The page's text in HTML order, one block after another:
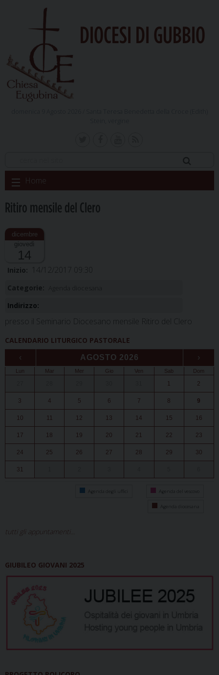
DIOCESI DI GUBBIO
Skip
to
Home
Ritiro mensile del Clero
giovedì
14
Inizio: 14/12/2017 09:30
Categorie:
Indirizzo:
presso il Seminario Diocesano mensile Ritiro del Clero
CALENDARIO LITURGICO PASTORALE
‹ AGOSTO 2026 ›
Lun Mar Mer Gio Ven Sab Dom
1 2
3 4 5 6 7 8 9
10 11 12 13 14 15 16
17 18 19 20 21 22 23
24 25 26 27 28 29 30
31
Agenda degli uffici Agenda del vescovo
Agenda diocesana
tutti gli appuntamenti...
GIUBILEO GIOVANI 2025